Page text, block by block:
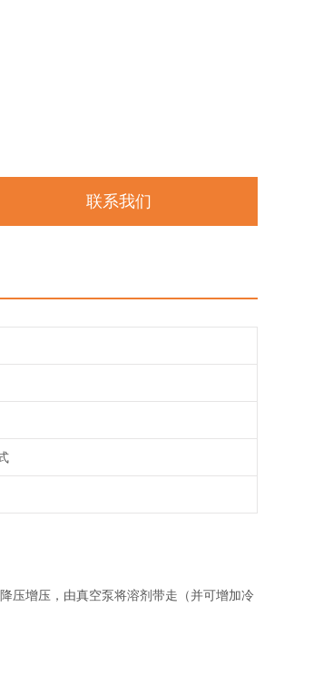
联系我们
压增压，由真空泵将溶剂带走（并可增加冷